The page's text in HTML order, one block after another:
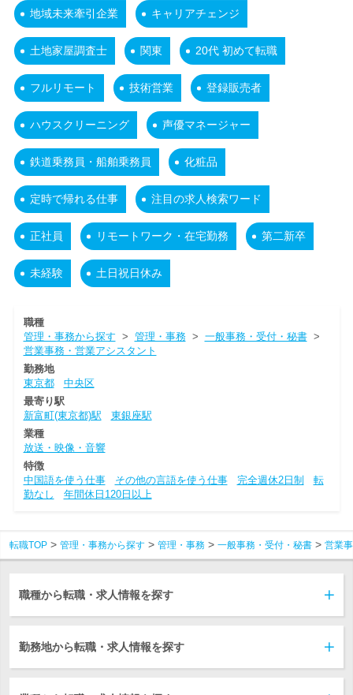
地域未来牽引企業 キャリアチェンジ
土地家屋調査士 関東 20代 初めて転職
フルリモート 技術営業 登録販売者
ハウスクリーニング 声優マネージャー
鉄道乗務員・船舶乗務員 化粧品
定時で帰れる仕事 注目の求人検索ワード
正社員 リモートワーク・在宅勤務 第二新卒
未経験 土日祝日休み
職種
管理・事務から探す > 管理・事務> 一般事務・受付・秘書>
営業事務・営業アシスタント
勤務地
東京都
中央区
最寄り駅
新富町(東京都)駅
東銀座駅
業種
放送・映像・音響
特徴
中国語を使う仕事
その他の言語を使う仕事 完全週休2日制
転
勤なし
年間休日120日以上
転職TOP 管理・事務から探す 管理・事務 一般事務・受付・秘書 営業
職種から転職・求人情報を探す
勤務地から転職・求人情報を探す